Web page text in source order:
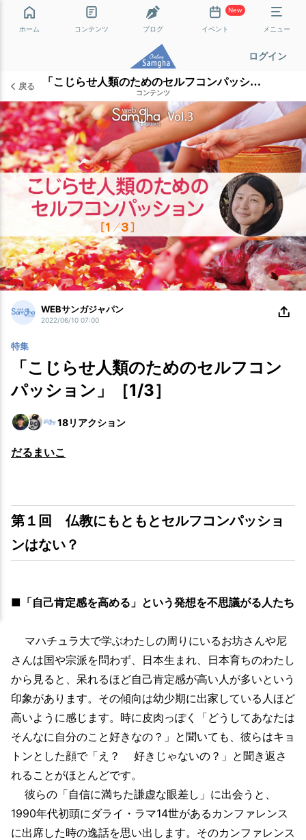
ホーム コンテンツ ブログ
New
イベント メニュー
ログイン
戻る 「こじらせ人類のためのセルフコンパッション」［1/3］
コンテンツ
WEBサンガジャパン
2022/06/10 07:00
特集
「こじらせ人類のためのセルフコン
パッション」［1/3］
18リアクション
だるまいこ
第１回 仏教にもともとセルフコンパッショ
ンはない？
■「自己肯定感を高める」という発想を不思議がる人たち
マハチュラ大で学ぶわたしの周りにいるお坊さんや尼
さんは国や宗派を問わず、日本生まれ、日本育ちのわたし
から見ると、呆れるほど自己肯定感が高い人が多いという
印象があります。その傾向は幼少期に出家している人ほど
高いように感じます。時に皮肉っぽく「どうしてあなたは
そんなに自分のこと好きなの？」と聞いても、彼らはキョ
トンとした顔で「え？ 好きじゃないの？」と聞き返さ
れることがほとんどです。
彼らの「自信に満ちた謙虚な眼差し」に出会うと、
1990年代初頭にダライ・ラマ14世があるカンファレンス
に出席した時の逸話を思い出します。そのカンファレンス